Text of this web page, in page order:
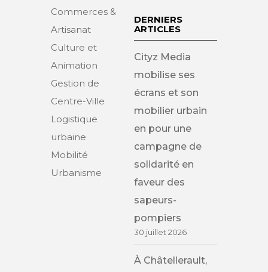
Commerces &
Artisanat
Culture et
Animation
Gestion de
Centre-Ville
Logistique
urbaine
Mobilité
Urbanisme
DERNIERS
ARTICLES
Cityz Media
mobilise ses
écrans et son
mobilier urbain
en pour une
campagne de
solidarité en
faveur des
sapeurs-
pompiers
30 juillet 2026
À Châtellerault,